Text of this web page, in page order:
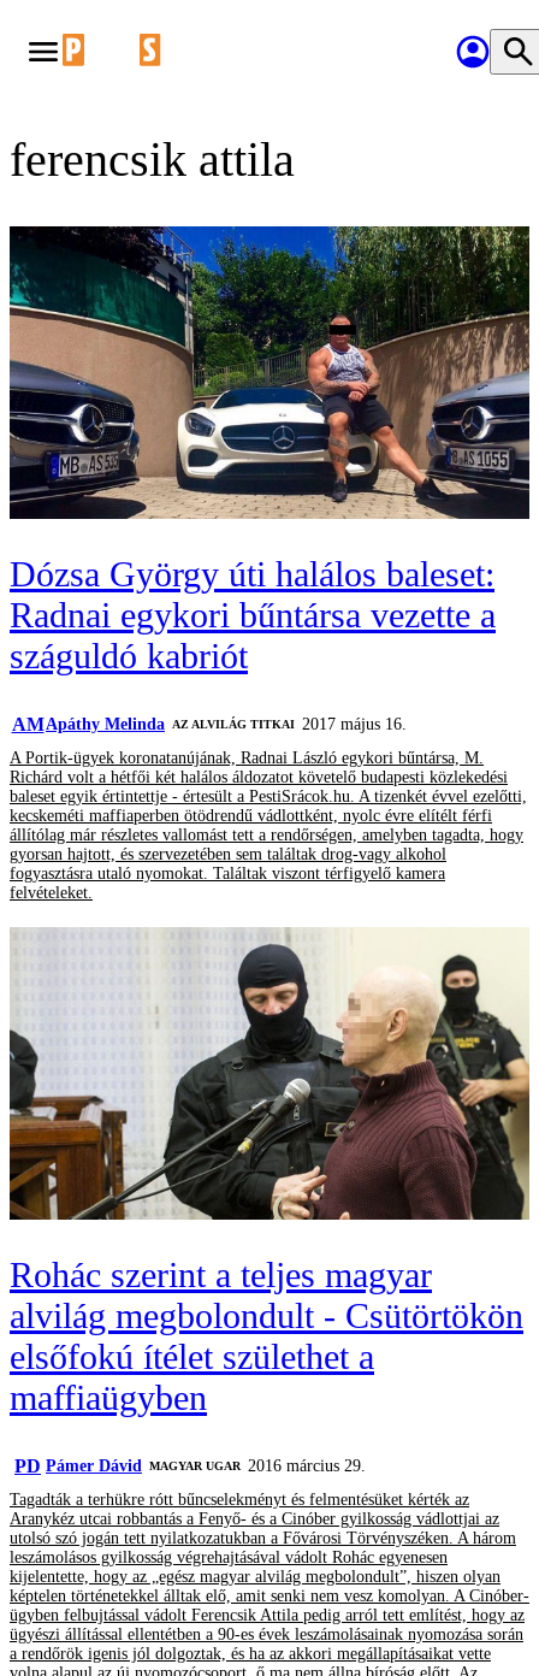
ferencsik attila
Dózsa György úti halálos baleset:
Radnai egykori bűntársa vezette a
száguldó kabriót
AMApáthy Melinda AZ ALVILÁG TITKAI 2017 május 16.
A Portik-ügyek koronatanújának, Radnai László egykori bűntársa, M.
Richárd volt a hétfői két halálos áldozatot követelő budapesti közlekedési
baleset egyik értintettje - értesült a PestiSrácok.hu. A tizenkét évvel ezelőtti,
kecskeméti maffiaperben ötödrendű vádlottként, nyolc évre elítélt férfi
állítólag már részletes vallomást tett a rendőrségen, amelyben tagadta, hogy
gyorsan hajtott, és szervezetében sem találtak drog-vagy alkohol
fogyasztásra utaló nyomokat. Találtak viszont térfigyelő kamera
felvételeket.
Rohác szerint a teljes magyar
alvilág megbolondult - Csütörtökön
elsőfokú ítélet születhet a
maffiaügyben
PD Pámer Dávid MAGYAR UGAR 2016 március 29.
Tagadták a terhükre rótt bűncselekményt és felmentésüket kérték az
Aranykéz utcai robbantás a Fenyő- és a Cinóber gyilkosság vádlottjai az
utolsó szó jogán tett nyilatkozatukban a Fővárosi Törvényszéken. A három
leszámolásos gyilkosság végrehajtásával vádolt Rohác egyenesen
kijelentette, hogy az „egész magyar alvilág megbolondult”, hiszen olyan
képtelen történetekkel álltak elő, amit senki nem vesz komolyan. A Cinóber-
ügyben felbujtással vádolt Ferencsik Attila pedig arról tett említést, hogy az
ügyészi állítással ellentétben a 90-es évek leszámolásainak nyomozása során
a rendőrök igenis jól dolgoztak, és ha az akkori megállapításaikat vette